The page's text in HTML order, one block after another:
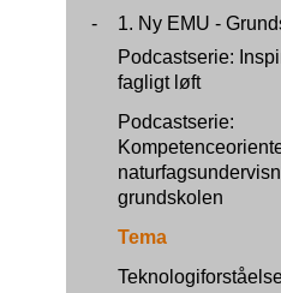
-
1. Ny EMU -
Podcastserie:
fagligt løft
Podcastserie:
grundskolen
Tema